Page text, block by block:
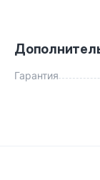
Гарантия